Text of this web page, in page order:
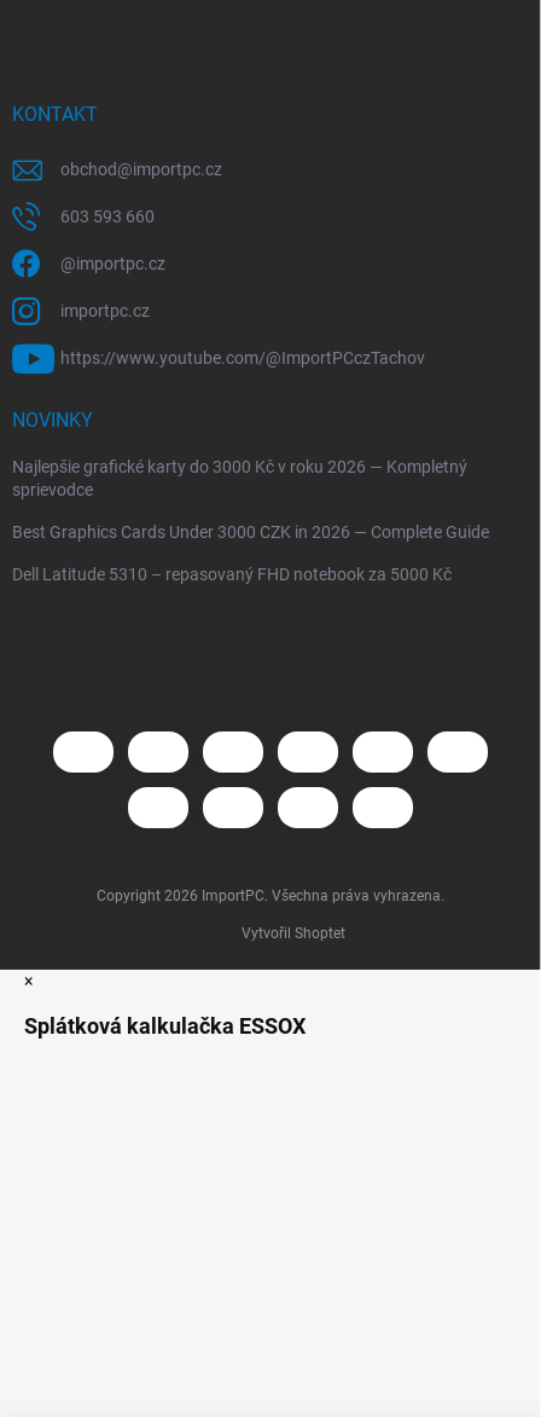
KONTAKT
obchod@importpc.cz
603 593 660
@importpc.cz
importpc.cz
https://www.youtube.com/@ImportPCczTachov
NOVINKY
Najlepšie grafické karty do 3000 Kč v roku 2026 — Kompletný
sprievodce
Best Graphics Cards Under 3000 CZK in 2026 — Complete Guide
Dell Latitude 5310 – repasovaný FHD notebook za 5000 Kč
Vytvořil Shoptet
Copyright 2026 ImportPC. Všechna práva vyhrazena.
×
Splátková kalkulačka ESSOX